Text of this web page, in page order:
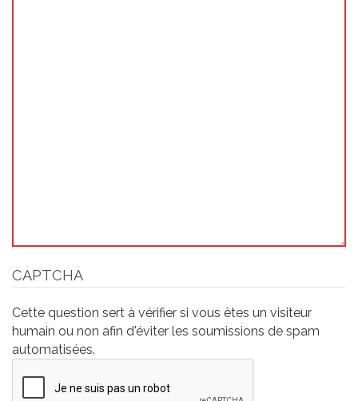
CAPTCHA
Cette question sert à vérifier si vous êtes un visiteur
humain ou non afin d'éviter les soumissions de spam
automatisées.